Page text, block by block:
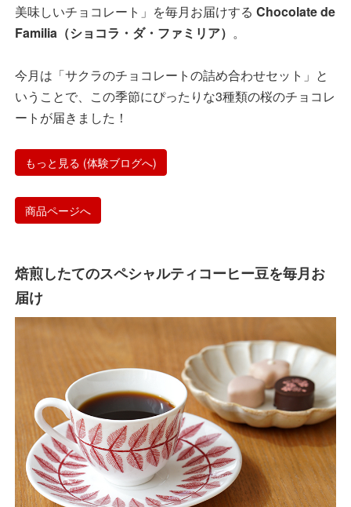
美味しいチョコレート」を毎月お届けする Chocolate de
Familia（ショコラ・ダ・ファミリア） 。
今月は「サクラのチョコレートの詰め合わせセット」と
いうことで、この季節にぴったりな3種類の桜のチョコレ
ートが届きました！
もっと見る (体験ブログへ)
商品ページへ
焙煎したてのスペシャルティコーヒー豆を毎月お
届け